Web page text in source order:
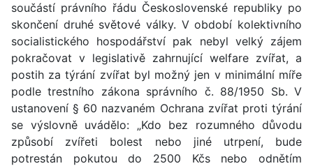
součástí právního řádu Československé republiky po
skončení druhé světové války. V období kolektivního
socialistického hospodářství pak nebyl velký zájem
pokračovat v legislativě zahrnující welfare zvířat, a
postih za týrání zvířat byl možný jen v minimální míře
podle trestního zákona správního č. 88/1950 Sb. V
ustanovení § 60 nazvaném Ochrana zvířat proti týrání
se výslovně uvádělo: „Kdo bez rozumného důvodu
způsobí zvířeti bolest nebo jiné utrpení, bude
potrestán pokutou do 2500 Kčs nebo odnětím